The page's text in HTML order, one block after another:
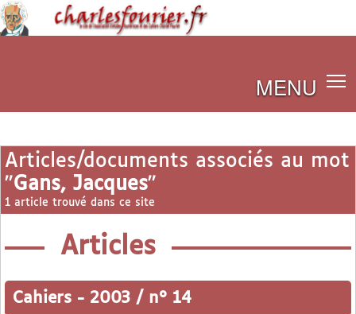
MENU
Articles/documents associés au mot
"Gans, Jacques"
1 article trouvé dans ce site
Articles
Cahiers - 2003 / n° 14